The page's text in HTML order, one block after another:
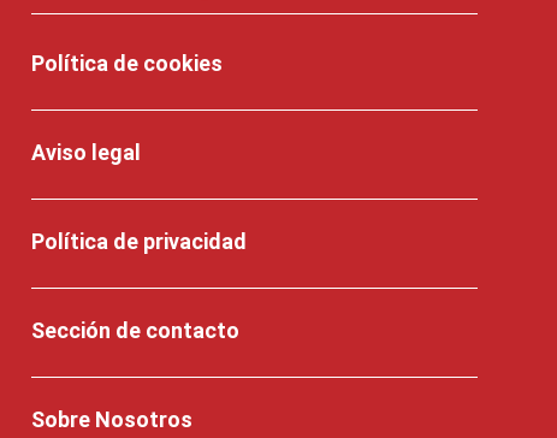
Política de cookies
Aviso legal
Política de privacidad
Sección de contacto
Sobre Nosotros